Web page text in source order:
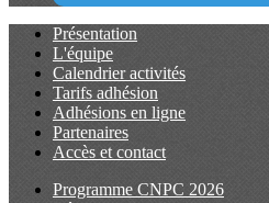
Présentation
L'équipe
Calendrier activités
Tarifs adhésion
Adhésions en ligne
Partenaires
Accès et contact
Programme CNPC 2026